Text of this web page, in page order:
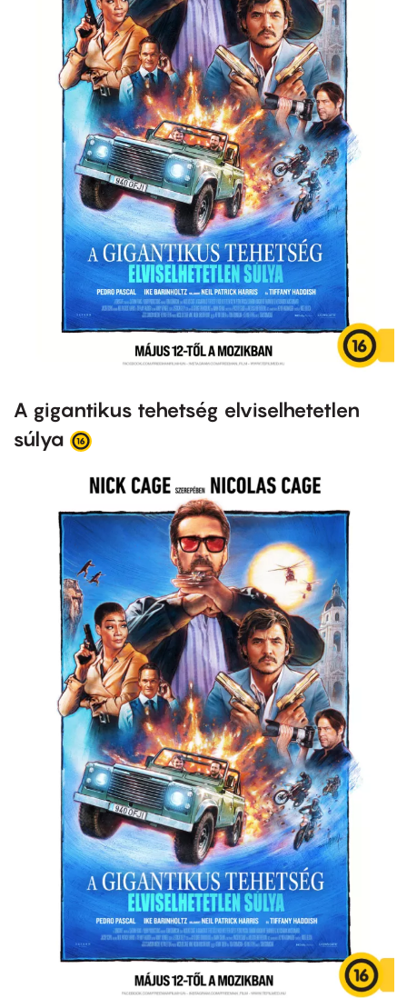
A gigantikus tehetség elviselhetetlen
súlya